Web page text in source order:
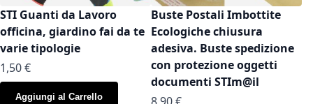
STI Guanti da Lavoro
officina, giardino fai da te
varie tipologie
As low as
1,50 €
Aggiungi al Carrello
Buste Postali Imbottite
Ecologiche chiusura
adesiva. Buste spedizione
con protezione oggetti
documenti STIm@il
As low as